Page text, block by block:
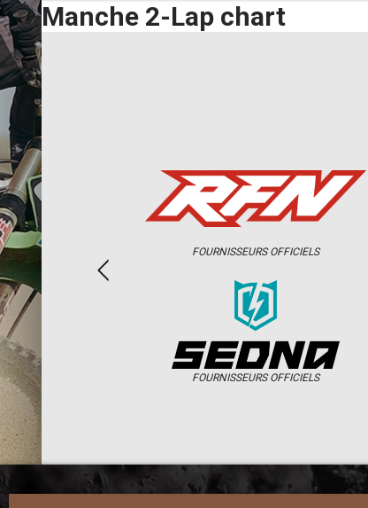
Manche 2-Lap chart
FOURNISSEURS OFFICIELS
FOURNISSEURS OFFICIELS